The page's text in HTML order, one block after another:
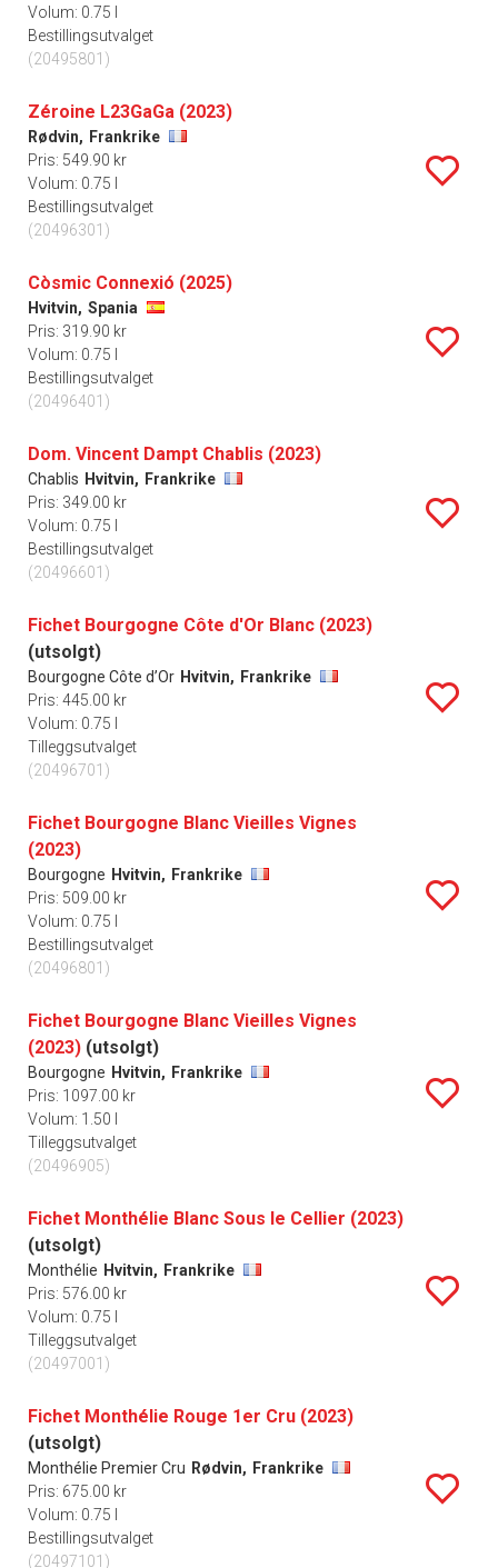
Volum: 0.75 l
Bestillingsutvalget
(20495801)
Zéroine L23GaGa (2023)
Rødvin, Frankrike
Pris: 549.90 kr
Volum: 0.75 l
Bestillingsutvalget
(20496301)
Còsmic Connexió (2025)
Hvitvin, Spania
Pris: 319.90 kr
Volum: 0.75 l
Bestillingsutvalget
(20496401)
Dom. Vincent Dampt Chablis (2023)
Chablis Hvitvin, Frankrike
Pris: 349.00 kr
Volum: 0.75 l
Bestillingsutvalget
(20496601)
Fichet Bourgogne Côte d'Or Blanc (2023)
(utsolgt)
Bourgogne Côte d’Or Hvitvin, Frankrike
Pris: 445.00 kr
Volum: 0.75 l
Tilleggsutvalget
(20496701)
Fichet Bourgogne Blanc Vieilles Vignes
(2023)
Bourgogne Hvitvin, Frankrike
Pris: 509.00 kr
Volum: 0.75 l
Bestillingsutvalget
(20496801)
Fichet Bourgogne Blanc Vieilles Vignes
(2023) (utsolgt)
Bourgogne Hvitvin, Frankrike
Pris: 1097.00 kr
Volum: 1.50 l
Tilleggsutvalget
(20496905)
Fichet Monthélie Blanc Sous le Cellier (2023)
(utsolgt)
Monthélie Hvitvin, Frankrike
Pris: 576.00 kr
Volum: 0.75 l
Tilleggsutvalget
(20497001)
Fichet Monthélie Rouge 1er Cru (2023)
(utsolgt)
Monthélie Premier Cru Rødvin, Frankrike
Pris: 675.00 kr
Volum: 0.75 l
Bestillingsutvalget
(20497101)